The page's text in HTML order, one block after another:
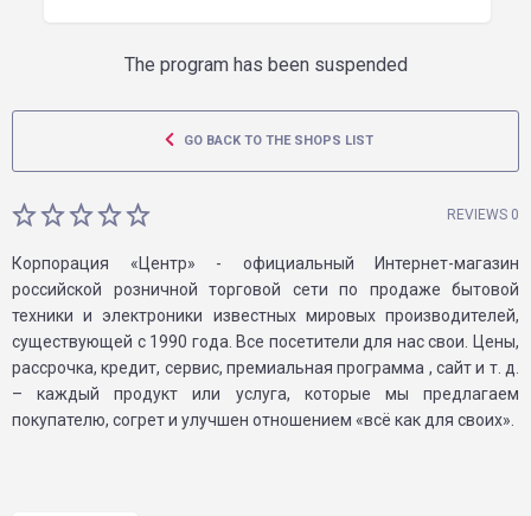
The program has been suspended
GO BACK TO THE SHOPS LIST
REVIEWS 0
Корпорация «Центр» - официальный Интернет-магазин
российской розничной торговой сети по продаже бытовой
техники и электроники известных мировых производителей,
существующей с 1990 года. Все посетители для нас свои. Цены,
рассрочка, кредит, сервис, премиальная программа , сайт и т. д.
– каждый продукт или услуга, которые мы предлагаем
покупателю, согрет и улучшен отношением «всё как для своих».